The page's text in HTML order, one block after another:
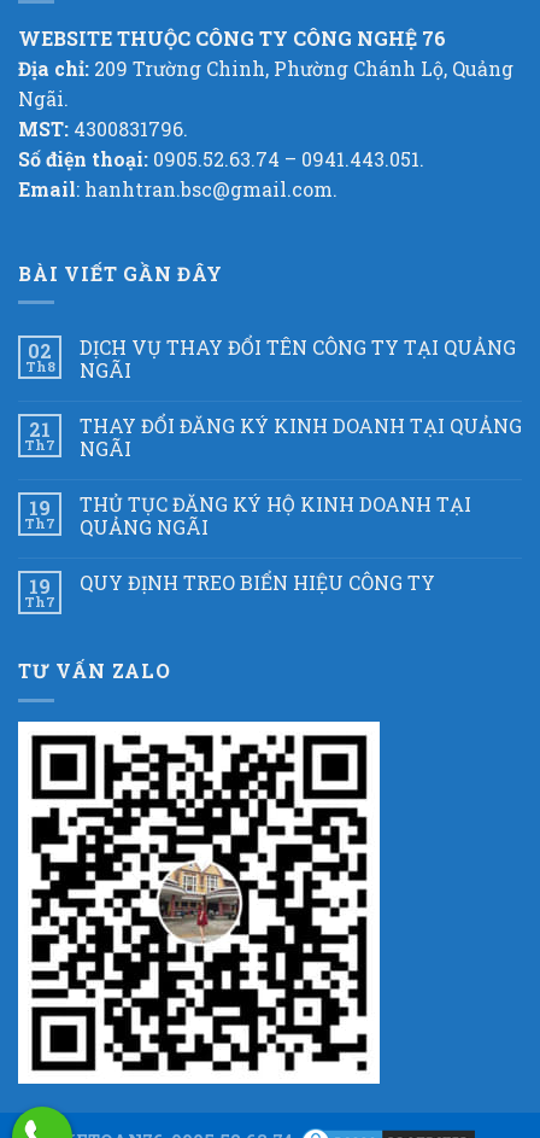
WEBSITE THUỘC CÔNG TY CÔNG NGHỆ 76
Địa chỉ: 209 Trường Chinh, Phường Chánh Lộ, Quảng
Ngãi.
MST: 4300831796.
Số điện thoại: 0905.52.63.74 – 0941.443.051.
Email: hanhtran.bsc@gmail.com.
BÀI VIẾT GẦN ĐÂY
02
Th8
DỊCH VỤ THAY ĐỔI TÊN CÔNG TY TẠI QUẢNG
NGÃI
21
Th7
THAY ĐỔI ĐĂNG KÝ KINH DOANH TẠI QUẢNG
NGÃI
19
Th7
THỦ TỤC ĐĂNG KÝ HỘ KINH DOANH TẠI
QUẢNG NGÃI
19
Th7
QUY ĐỊNH TREO BIỂN HIỆU CÔNG TY
TƯ VẤN ZALO